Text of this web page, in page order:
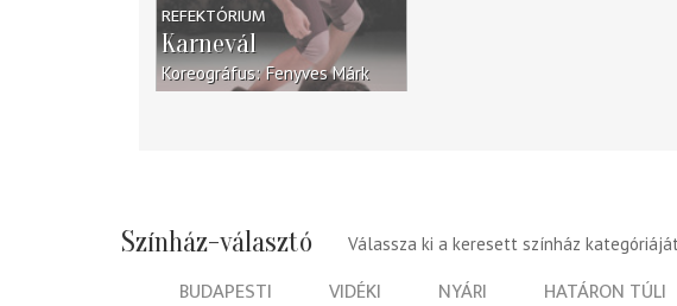
REFEKTÓRIUM
Karnevál
Koreográfus Fenyves Márk
Színház-választó Válassza ki a keresett színház
BUDAPESTI VIDÉKI NYÁRI HATÁRON TÚLI